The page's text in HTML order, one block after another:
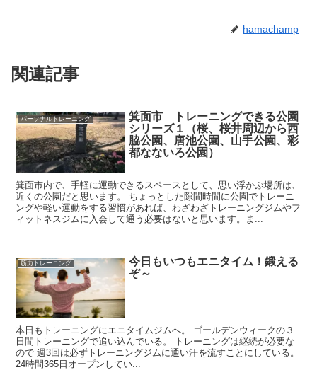
hamachamp
関連記事
パーソナルトレーニング
箕面市 トレーニングできる公園
シリーズ１（桜、桜井周辺から西
脇公園、唐池公園、山手公園、彩
都なないろ公園）
箕面市内で、手軽に運動できるスペースとして、思い浮かぶ場所は、
近くの公園だと思います。 ちょっとした隙間時間に公園でトレーニ
ングや軽い運動をする習慣があれば、わざわざトレーニングジムやフ
ィットネスジムに入会して通う必要はないと思います。ま...
筋力トレーニング
今日もいつもエニタイム！鍛える
ぞ～
本日もトレーニングにエニタイムジムへ。 ゴールデンウィークの３
日間トレーニングで追い込んでいる。 トレーニングは継続が必要な
ので 週3回は必ずトレーニングジムに通い汗を流すことにしている。
24時間365日オープンしてい...